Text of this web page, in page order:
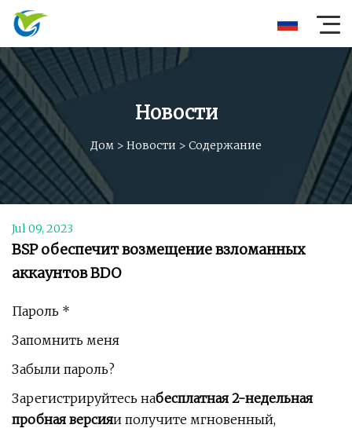
Новости
Дом > Новости > Содержание
Jul 09, 2023
BSP обеспечит возмещение взломанных
аккаунтов BDO
Пароль *
Запомнить меня
Забыли пароль?
Зарегистрируйтесь набесплатная 2-недельная
пробная версияи получите мгновенный,